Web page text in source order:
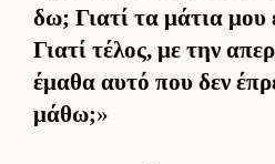
δω; Γιατί τα μάτια μου
Γιατί τέλος, με την
έμαθα αυτό που δεν
μάθω;»